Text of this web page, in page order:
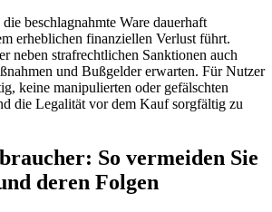
beschlagnahmte Ware dauerhaft
erheblichen finanziellen Verlust führt.
neben strafrechtlichen Sanktionen auch
und Bußgelder erwarten. Für Nutzer
keine manipulierten oder gefälschten
die Legalität vor dem Kauf sorgfältig zu
So vermeiden Sie
deren Folgen